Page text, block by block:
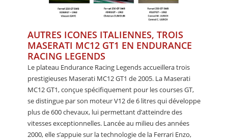
AUTRES ICONES ITALIENNES, TROIS
MASERATI MC12 GT1 EN ENDURANCE
RACING LEGENDS
Le plateau Endurance Racing Legends accueillera trois
prestigieuses Maserati MC12 GT1 de 2005. La Maserati
MC12 GT1, conçue spécifiquement pour les courses GT,
se distingue par son moteur V12 de 6 litres qui développe
plus de 600 chevaux, lui permettant d’atteindre des
vitesses exceptionnelles. Lancée au milieu des années
2000, elle s’appuie sur la technologie de la Ferrari Enzo,